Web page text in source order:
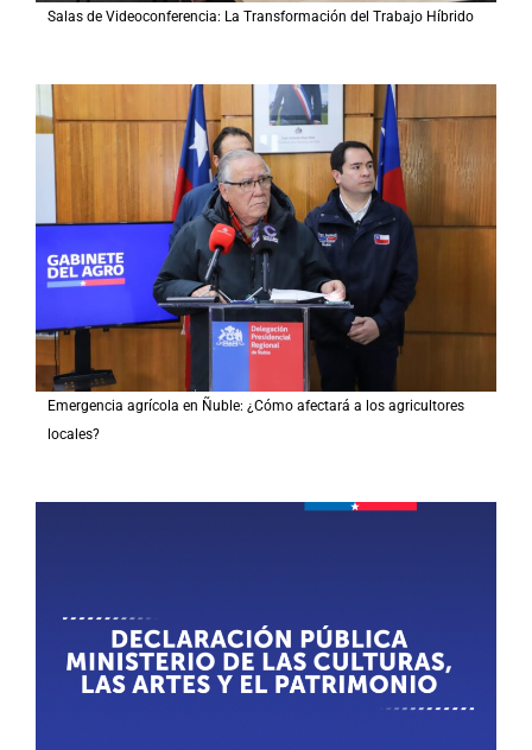
Salas de Videoconferencia: La Transformación del Trabajo Híbrido
Emergencia agrícola en Ñuble: ¿Cómo afectará a los agricultores
locales?